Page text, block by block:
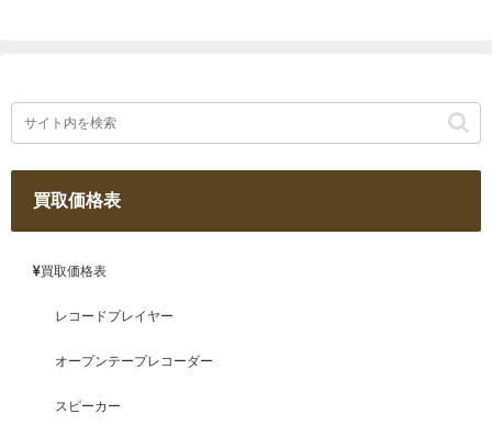
買取価格表
買取価格表
レコードプレイヤー
オープンテープレコーダー
スピーカー